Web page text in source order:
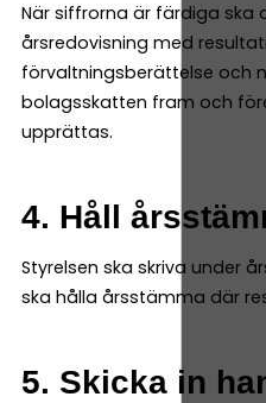
När siffrorna är färdiga ska
årsredovisning med
förvaltningsberättelse och
bolagsskatten fram och
upprättas.
4. Håll
Styrelsen ska skriva under
ska hålla årsstämma där
5. Skicka in